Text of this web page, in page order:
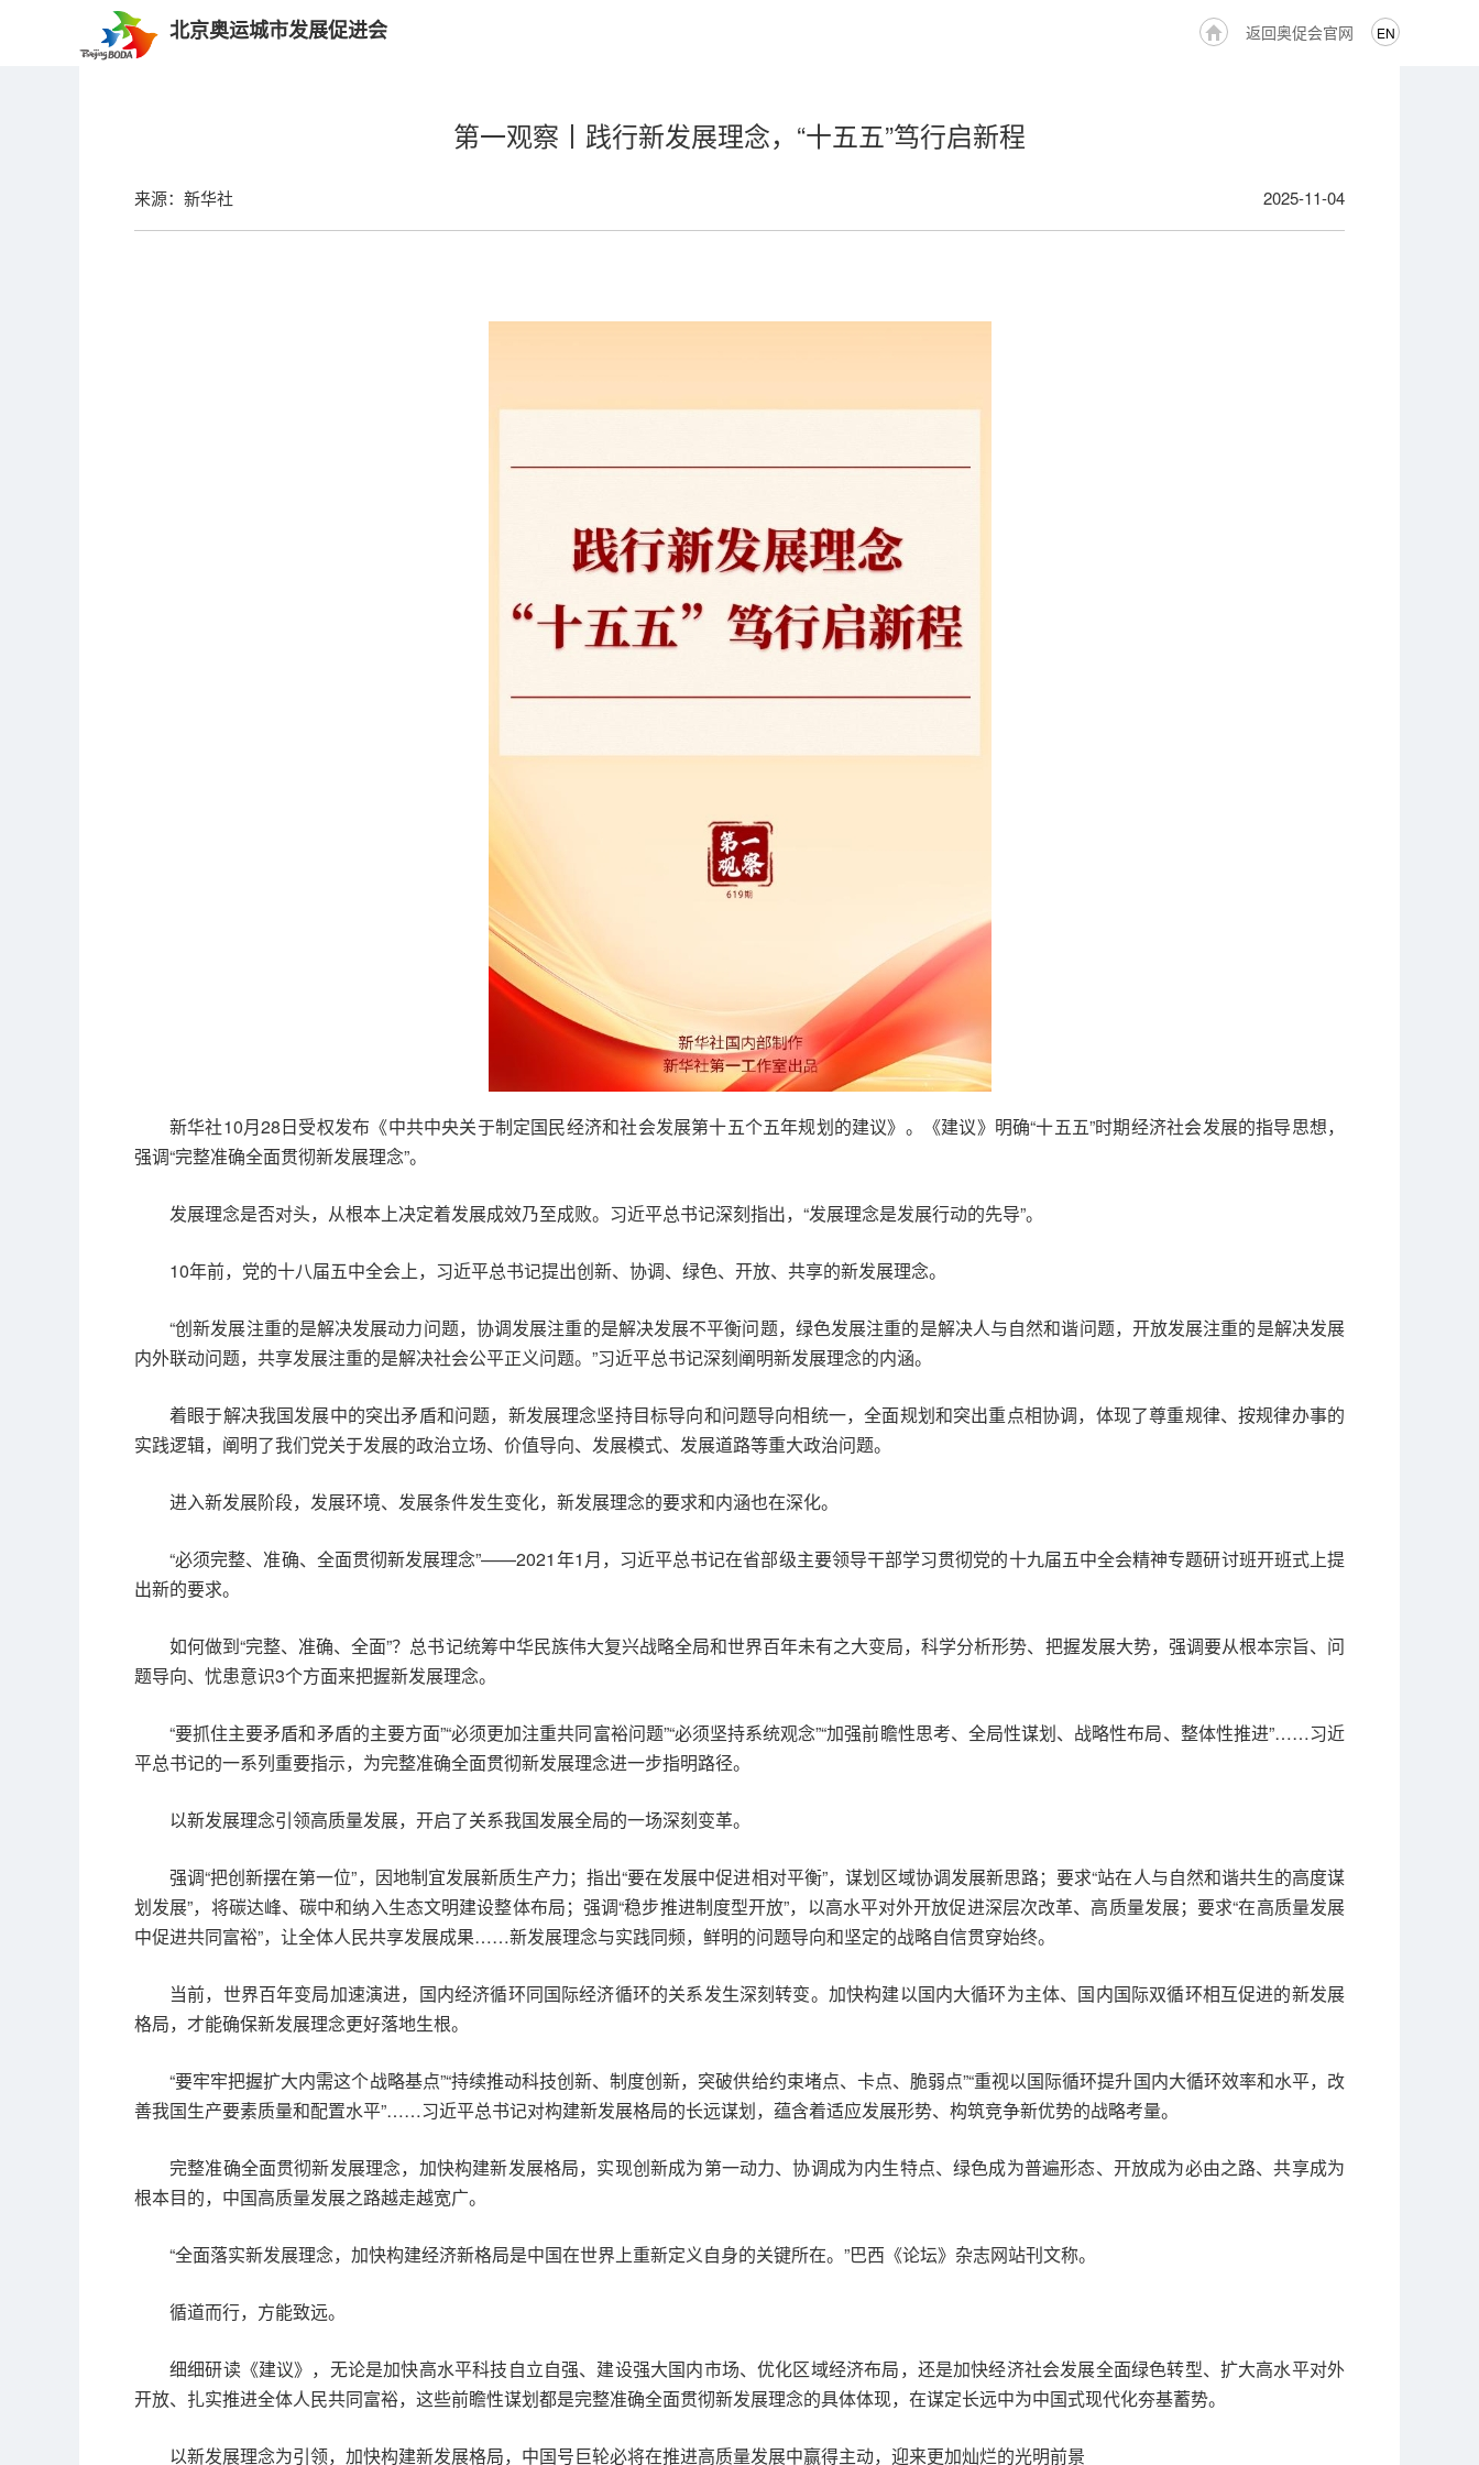
北京奥运城市发展促进会 EN
返回奥促会官网
第一观察丨践行新发展理念，“十五五”笃行启新程
来源：新华社 2025-11-04
新华社10月28日受权发布《中共中央关于制定国民经济和社会发展第十五个五年规划的建议》。《建议》明确“十五五”时期经济社会发展的指导思想，
强调“完整准确全面贯彻新发展理念”。
发展理念是否对头，从根本上决定着发展成效乃至成败。习近平总书记深刻指出，“发展理念是发展行动的先导”。
10年前，党的十八届五中全会上，习近平总书记提出创新、协调、绿色、开放、共享的新发展理念。
“创新发展注重的是解决发展动力问题，协调发展注重的是解决发展不平衡问题，绿色发展注重的是解决人与自然和谐问题，开放发展注重的是解决发展
内外联动问题，共享发展注重的是解决社会公平正义问题。”习近平总书记深刻阐明新发展理念的内涵。
着眼于解决我国发展中的突出矛盾和问题，新发展理念坚持目标导向和问题导向相统一，全面规划和突出重点相协调，体现了尊重规律、按规律办事的
实践逻辑，阐明了我们党关于发展的政治立场、价值导向、发展模式、发展道路等重大政治问题。
进入新发展阶段，发展环境、发展条件发生变化，新发展理念的要求和内涵也在深化。
“必须完整、准确、全面贯彻新发展理念”——2021年1月，习近平总书记在省部级主要领导干部学习贯彻党的十九届五中全会精神专题研讨班开班式上提
出新的要求。
如何做到“完整、准确、全面”？总书记统筹中华民族伟大复兴战略全局和世界百年未有之大变局，科学分析形势、把握发展大势，强调要从根本宗旨、问
题导向、忧患意识3个方面来把握新发展理念。
“要抓住主要矛盾和矛盾的主要方面”“必须更加注重共同富裕问题”“必须坚持系统观念”“加强前瞻性思考、全局性谋划、战略性布局、整体性推进”……习近
平总书记的一系列重要指示，为完整准确全面贯彻新发展理念进一步指明路径。
以新发展理念引领高质量发展，开启了关系我国发展全局的一场深刻变革。
强调“把创新摆在第一位”，因地制宜发展新质生产力；指出“要在发展中促进相对平衡”，谋划区域协调发展新思路；要求“站在人与自然和谐共生的高度谋
划发展”，将碳达峰、碳中和纳入生态文明建设整体布局；强调“稳步推进制度型开放”，以高水平对外开放促进深层次改革、高质量发展；要求“在高质量发展
中促进共同富裕”，让全体人民共享发展成果……新发展理念与实践同频，鲜明的问题导向和坚定的战略自信贯穿始终。
当前，世界百年变局加速演进，国内经济循环同国际经济循环的关系发生深刻转变。加快构建以国内大循环为主体、国内国际双循环相互促进的新发展
格局，才能确保新发展理念更好落地生根。
“要牢牢把握扩大内需这个战略基点”“持续推动科技创新、制度创新，突破供给约束堵点、卡点、脆弱点”“重视以国际循环提升国内大循环效率和水平，改
善我国生产要素质量和配置水平”……习近平总书记对构建新发展格局的长远谋划，蕴含着适应发展形势、构筑竞争新优势的战略考量。
完整准确全面贯彻新发展理念，加快构建新发展格局，实现创新成为第一动力、协调成为内生特点、绿色成为普遍形态、开放成为必由之路、共享成为
根本目的，中国高质量发展之路越走越宽广。
“全面落实新发展理念，加快构建经济新格局是中国在世界上重新定义自身的关键所在。”巴西《论坛》杂志网站刊文称。
循道而行，方能致远。
细细研读《建议》，无论是加快高水平科技自立自强、建设强大国内市场、优化区域经济布局，还是加快经济社会发展全面绿色转型、扩大高水平对外
开放、扎实推进全体人民共同富裕，这些前瞻性谋划都是完整准确全面贯彻新发展理念的具体体现，在谋定长远中为中国式现代化夯基蓄势。
以新发展理念为引领，加快构建新发展格局，中国号巨轮必将在推进高质量发展中赢得主动，迎来更加灿烂的光明前景